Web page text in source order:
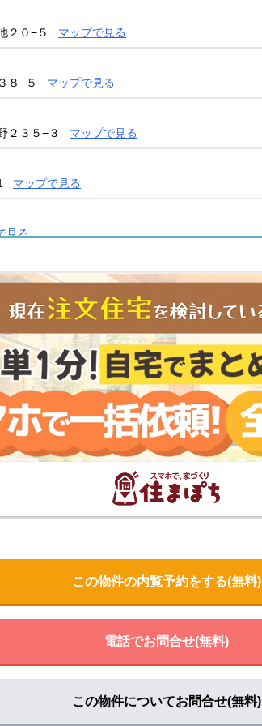
２０−５ マップで見る
８−５ マップで見る
２３５−３ マップで見る
マップで見る
見る
この物件の内覧予約をする(無料)
電話でお問合せ(無料)
この物件についてお問合せ(無料)